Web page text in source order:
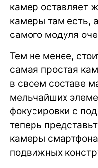
камер оставляет
камеры там есть,
самого модуля
Тем не менее,
самая простая
в своем составе
мельчайших
фокусировки с
теперь
камеры
подвижных